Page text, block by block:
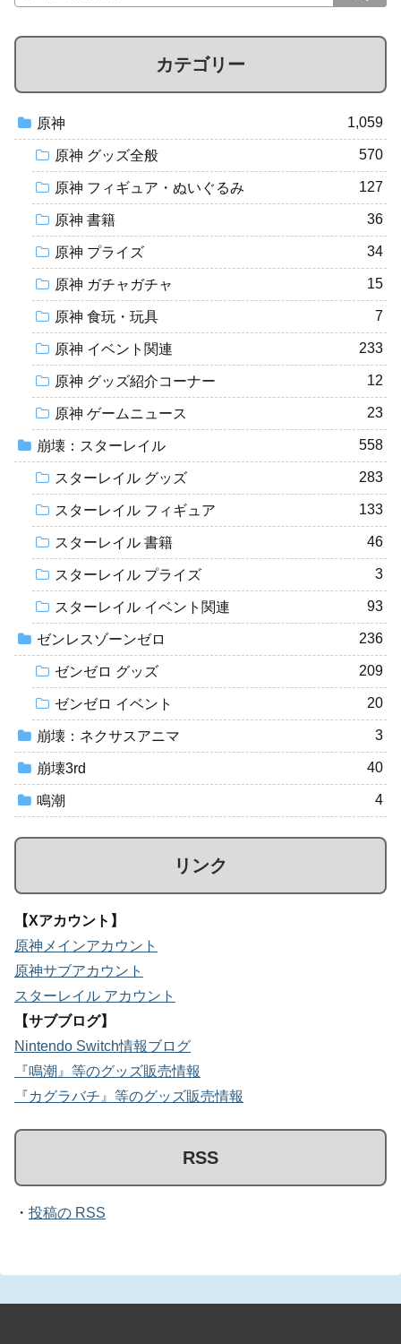
カテゴリー
原神 1,059
原神 グッズ全般 570
原神 フィギュア・ぬいぐるみ 127
原神 書籍 36
原神 プライズ 34
原神 ガチャガチャ 15
原神 食玩・玩具 7
原神 イベント関連 233
原神 グッズ紹介コーナー 12
原神 ゲームニュース 23
崩壊：スターレイル 558
スターレイル グッズ 283
スターレイル フィギュア 133
スターレイル 書籍 46
スターレイル プライズ 3
スターレイル イベント関連 93
ゼンレスゾーンゼロ 236
ゼンゼロ グッズ 209
ゼンゼロ イベント 20
崩壊：ネクサスアニマ 3
崩壊3rd 40
鳴潮 4
リンク
【Xアカウント】
原神メインアカウント
原神サブアカウント
スターレイル アカウント
【サブブログ】
Nintendo Switch情報ブログ
『鳴潮』等のグッズ販売情報
『カグラバチ』等のグッズ販売情報
RSS
・ 投稿の RSS